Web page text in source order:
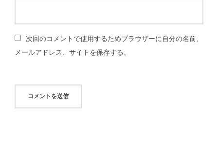
次回のコメントで使用するためブラウザーに自分の名前、
メールアドレス、サイトを保存する。